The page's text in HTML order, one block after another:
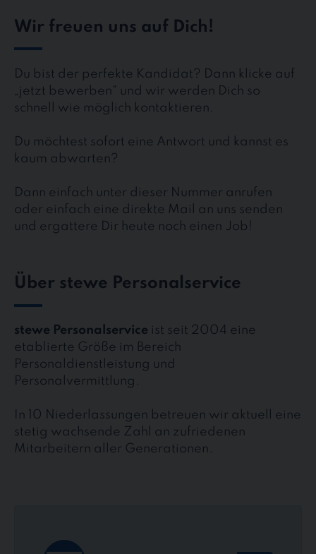
Wir freuen uns auf Dich!
Du bist der perfekte Kandidat? Dann klicke auf
„jetzt bewerben“ und wir werden Dich so
schnell wie möglich kontaktieren.
Du möchtest sofort eine Antwort und kannst es
kaum abwarten?
Dann einfach unter dieser Nummer anrufen
oder einfach eine direkte Mail an uns senden
und ergattere Dir heute noch einen Job!
Über stewe Personalservice
stewe Personalservice ist seit 2004 eine
etablierte Größe im Bereich
Personaldienstleistung und
Personalvermittlung.
In 10 Niederlassungen betreuen wir aktuell eine
stetig wachsende Zahl an zufriedenen
Mitarbeitern aller Generationen.